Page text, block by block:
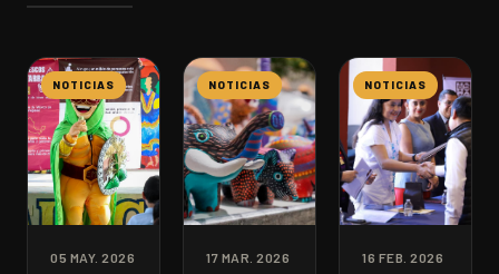
NOTICIAS
05 MAY. 2026
NOTICIAS
17 MAR. 2026
NOTICIAS
16 FEB. 2026